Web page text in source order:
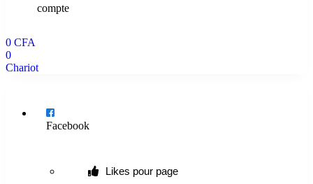
compte
0 CFA
0
Chariot
Facebook
Likes pour page